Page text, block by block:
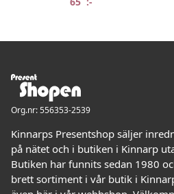
Org.nr: 556353-2539
Kinnarps Presentshop säljer
på nätet och i butiken i Kinnarp
Butiken har funnits sedan 1980
brett sortiment i vår butik i